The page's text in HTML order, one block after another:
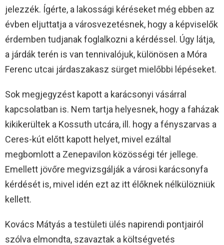
jelezzék. Ígérte, a lakossági kéréseket még ebben az
évben eljuttatja a városvezetésnek, hogy a képviselők
érdemben tudjanak foglalkozni a kérdéssel. Úgy látja,
a járdák terén is van tennivalójuk, különösen a Móra
Ferenc utcai járdaszakasz sürget mielőbbi lépéseket.
Sok megjegyzést kapott a karácsonyi vásárral
kapcsolatban is. Nem tartja helyesnek, hogy a faházak
kikikerültek a Kossuth utcára, ill. hogy a fényszarvas a
Ceres-kút előtt kapott helyet, mivel ezáltal
megbomlott a Zenepavilon közösségi tér jellege.
Emellett jövőre megvizsgálják a városi karácsonyfa
kérdését is, mivel idén ezt az itt élőknek nélkülözniük
kellett.
Kovács Mátyás a testületi ülés napirendi pontjairól
szólva elmondta, szavaztak a költségvetés